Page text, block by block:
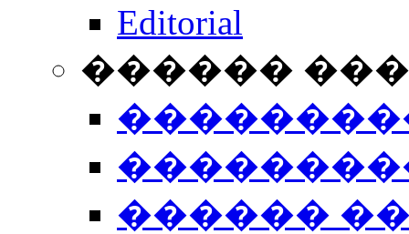
Editorial
������
������